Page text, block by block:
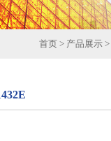
首页 > 产品展示 >